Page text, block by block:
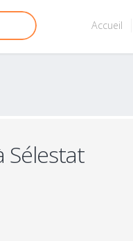
Accueil
Sélestat